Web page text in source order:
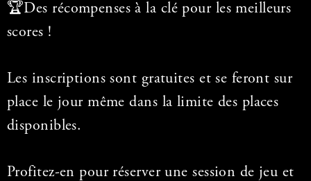
🏆Des récompenses à la clé pour les meilleurs
scores !
Les inscriptions sont gratuites et se feront sur
place le jour même dans la limite des places
disponibles.
Profitez-en pour réserver une session de jeu et